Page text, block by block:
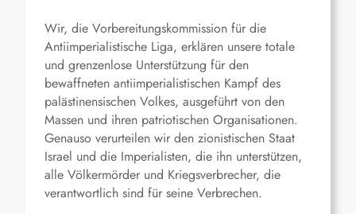
Wir, die Vorbereitungskommission für die
Antiimperialistische Liga, erklären unsere totale
und grenzenlose Unterstützung für den
bewaffneten antiimperialistischen Kampf des
palästinensischen Volkes, ausgeführt von den
Massen und ihren patriotischen Organisationen.
Genauso verurteilen wir den zionistischen Staat
Israel und die Imperialisten, die ihn unterstützen,
alle Völkermörder und Kriegsverbrecher, die
verantwortlich sind für seine Verbrechen.